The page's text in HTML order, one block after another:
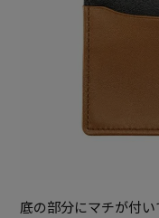
底の部分にマチが付